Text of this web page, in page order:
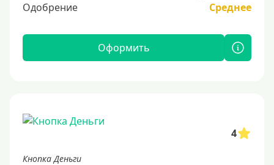
Одобрение
Среднее
Оформить
4
Кнопка Деньги